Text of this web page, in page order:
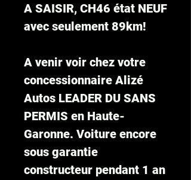
A SAISIR, CH46 état NEUF
avec seulement 89km!
A venir voir chez votre
concessionnaire Alizé
Autos LEADER DU SANS
PERMIS en Haute-
Garonne. Voiture encore
sous garantie
constructeur pendant 1 an